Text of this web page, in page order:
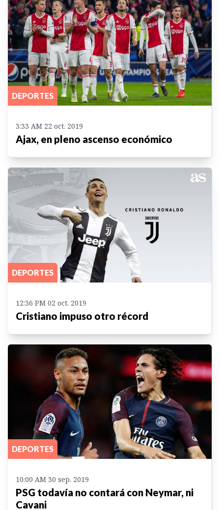
DEPORTES
3:33 AM 22 oct. 2019
Ajax, en pleno ascenso económico
DEPORTES
12:36 PM 02 oct. 2019
Cristiano impuso otro récord
DEPORTES
10:00 AM 30 sep. 2019
PSG todavía no contará con Neymar, ni
Cavani